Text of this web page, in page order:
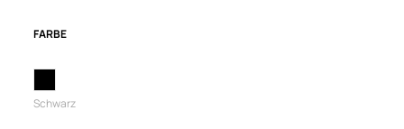
FARBE
Schwarz